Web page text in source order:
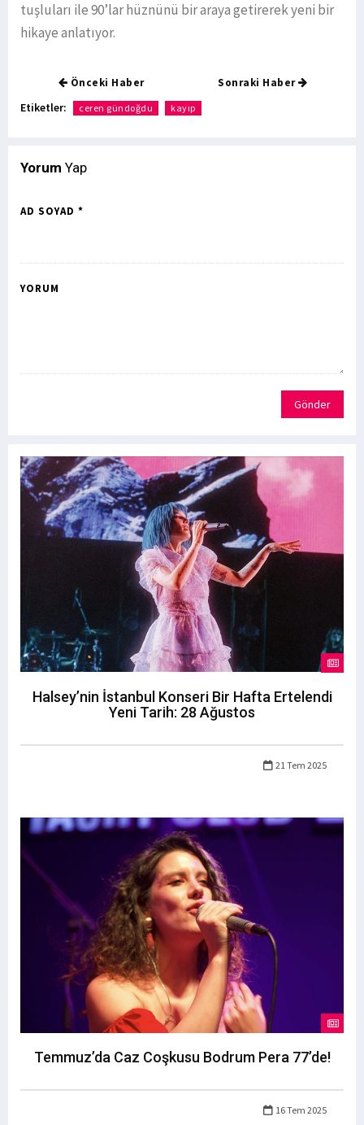
tuşluları ile 90’lar hüznünü bir araya getirerek yeni bir
hikaye anlatıyor.
Önceki Haber Sonraki Haber
Etiketler: ceren gündoğdu kayıp
Yorum Yap
AD SOYAD *
YORUM
Gönder
Halsey’nin İstanbul Konseri Bir Hafta Ertelendi
Yeni Tarih: 28 Ağustos
21 Tem 2025
Temmuz’da Caz Coşkusu Bodrum Pera 77’de!
16 Tem 2025